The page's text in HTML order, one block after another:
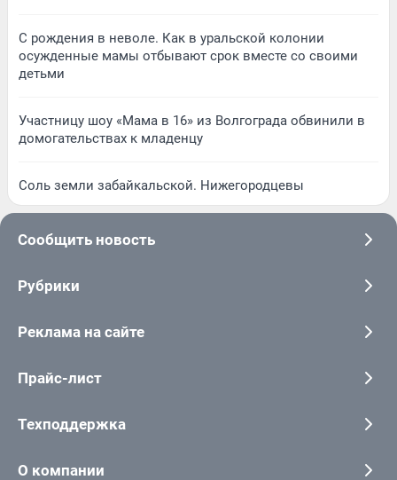
С рождения в неволе. Как в уральской колонии
осужденные мамы отбывают срок вместе со своими
детьми
Участницу шоу «Мама в 16» из Волгограда обвинили в
домогательствах к младенцу
Соль земли забайкальской. Нижегородцевы
Сообщить новость
Рубрики
Реклама на сайте
Прайс-лист
Техподдержка
О компании